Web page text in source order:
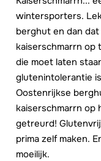
wintersporters.
berghut en dan dat
kaiserschmarrn op
die moet laten
glutenintolerantie
Oostenrijkse
kaiserschmarrn op
getreurd!
prima zelf maken.
moeilijk.